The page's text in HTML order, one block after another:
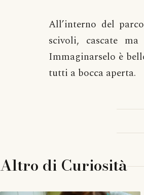
All’interno del
scivoli, cascate
Immaginarselo è
tutti a bocca aperta.
Altro di Curiosità